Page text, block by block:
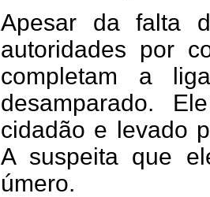
Apesar da falta
autoridades por
completam a
desamparado.
cidadão e levado
A suspeita que
úmero.